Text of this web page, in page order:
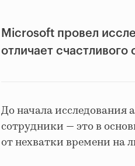
Microsoft провел
отличает счастливого
До начала исследования
сотрудники — это в
от нехватки времени на